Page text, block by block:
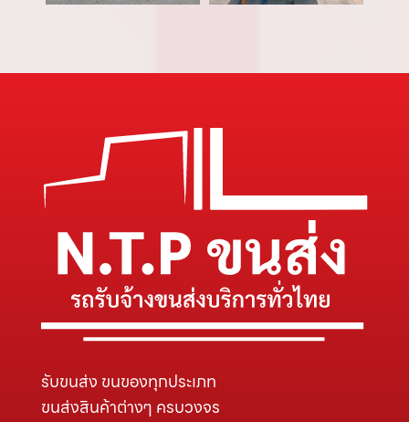
รับขนส่ง ขนของทุกประเภท
ขนส่งสินค้าต่างๆ ครบวงจร